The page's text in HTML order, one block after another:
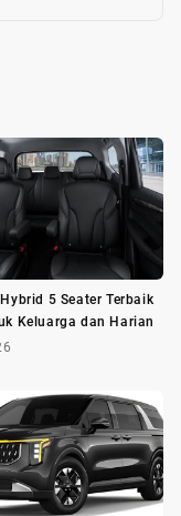
5 Seater Terbaik
Keluarga dan Harian